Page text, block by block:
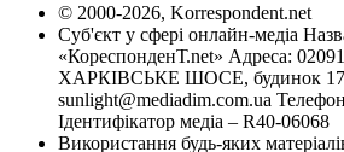
© 2000-2026, Korrespondent.net
Суб'єкт у сфері онлайн-медіа
«КореспонденТ.net» Адреса:
ХАРКІВСЬКЕ ШОСЕ, будинок
sunlight@mediadim.com.ua
Ідентифікатор медіа – R40-06068
Використання будь-яких